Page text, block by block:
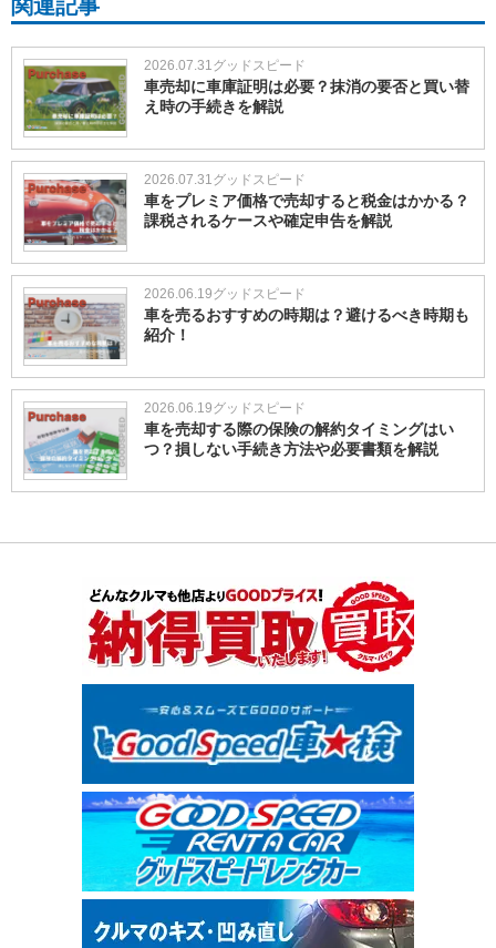
関連記事
2026.07.31グッドスピード
車売却に車庫証明は必要？抹消の要否と買い替
え時の手続きを解説
2026.07.31グッドスピード
車をプレミア価格で売却すると税金はかかる？
課税されるケースや確定申告を解説
2026.06.19グッドスピード
車を売るおすすめの時期は？避けるべき時期も
紹介！
2026.06.19グッドスピード
車を売却する際の保険の解約タイミングはい
つ？損しない手続き方法や必要書類を解説